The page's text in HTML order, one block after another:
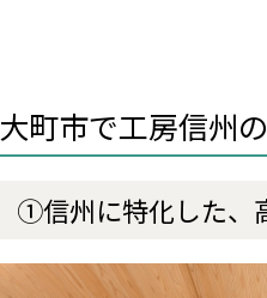
大町市で工房信州
①信州に特化した、